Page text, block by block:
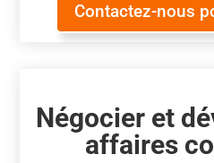
Contactez-nous
Négocier et
affaires